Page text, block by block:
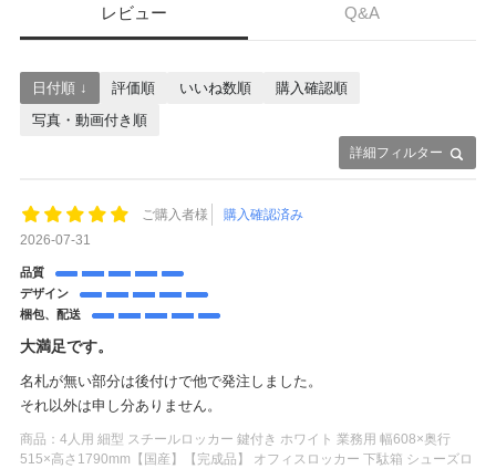
レビュー Q&A
詳細フィルター
日付順 ↓ 評価順 いいね数順
購入確認順
写真・動画付き順
ご購入者様
購入確認済み
2026-07-31
品質
デザイン
梱包、配送
大満足です。
名札が無い部分は後付けで他で発注しました。
それ以外は申し分ありません。
商品： 4人用 細型 スチールロッカー 鍵付き ホワイト 業務用 幅608×奥行
515×高さ1790mm【国産】【完成品】 オフィスロッカー 下駄箱 シューズロ